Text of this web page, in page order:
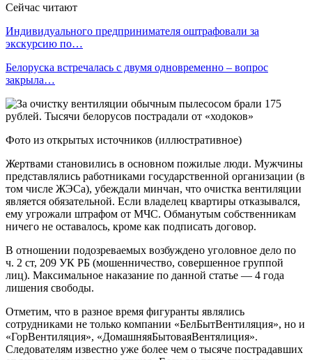
Сейчас читают
Индивидуального предпринимателя оштрафовали за
экскурсию по…
Белоруска встречалась с двумя одновременно – вопрос
закрыла…
Фото из открытых источников (иллюстративное)
Жертвами становились в основном пожилые люди. Мужчины
представлялись работниками государственной организации (в
том числе ЖЭСа), убеждали минчан, что очистка вентиляции
является обязательной. Если владелец квартиры отказывался,
ему угрожали штрафом от МЧС. Обманутым собственникам
ничего не оставалось, кроме как подписать договор.
В отношении подозреваемых возбуждено уголовное дело по
ч. 2 ст, 209 УК РБ (мошенничество, совершенное группой
лиц). Максимальное наказание по данной статье — 4 года
лишения свободы.
Отметим, что в разное время фигуранты являлись
сотрудниками не только компании «БелБытВентиляция», но и
«ГорВентиляция», «ДомашняяБытоваяВентялиция».
Следователям известно уже более чем о тысяче пострадавших